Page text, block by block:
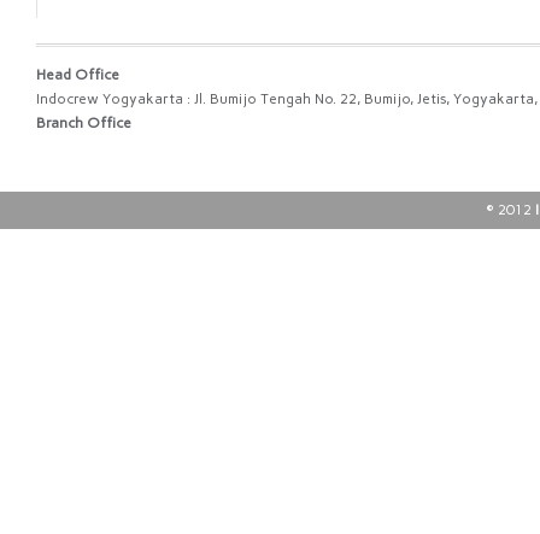
Head Office
Indocrew Yogyakarta : Jl. Bumijo Tengah No. 22, Bumijo, Jetis,
Branch Office
© 2012